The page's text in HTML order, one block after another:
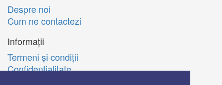
Despre noi
Cum ne contactezi
Informații
Termeni şi condiţii
Confidenţialitate